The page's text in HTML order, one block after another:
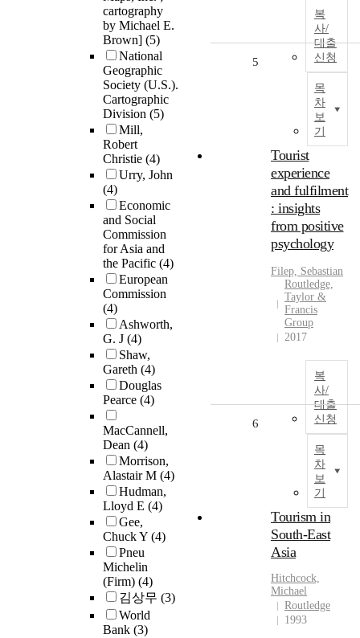
cartography
by Michael E.
Brown] (5)
National
Geographic
Society (U.S.).
Cartographic
Division (5)
Mill,
Robert
Christie (4)
Urry, John
(4)
Economic
and Social
Commission
for Asia and
the Pacific (4)
European
Commission
(4)
Ashworth,
G. J (4)
Shaw,
Gareth (4)
Douglas
Pearce (4)
MacCannell,
Dean (4)
Morrison,
Alastair M (4)
Hudman,
Lloyd E (4)
Gee,
Chuck Y (4)
Pneu
Michelin
(Firm) (4)
김상무 (3)
World
Bank (3)
복
사/
대출
신청
목
차
보
기
5
Tourist
experience
and fulfilment
: insights
from positive
psychology
Filep, Sebastian
Routledge,
Taylor &
Francis
Group
2017
복
사/
대출
신청
목
차
보
기
6
Tourism in
South-East
Asia
Hitchcock,
Michael
Routledge
1993